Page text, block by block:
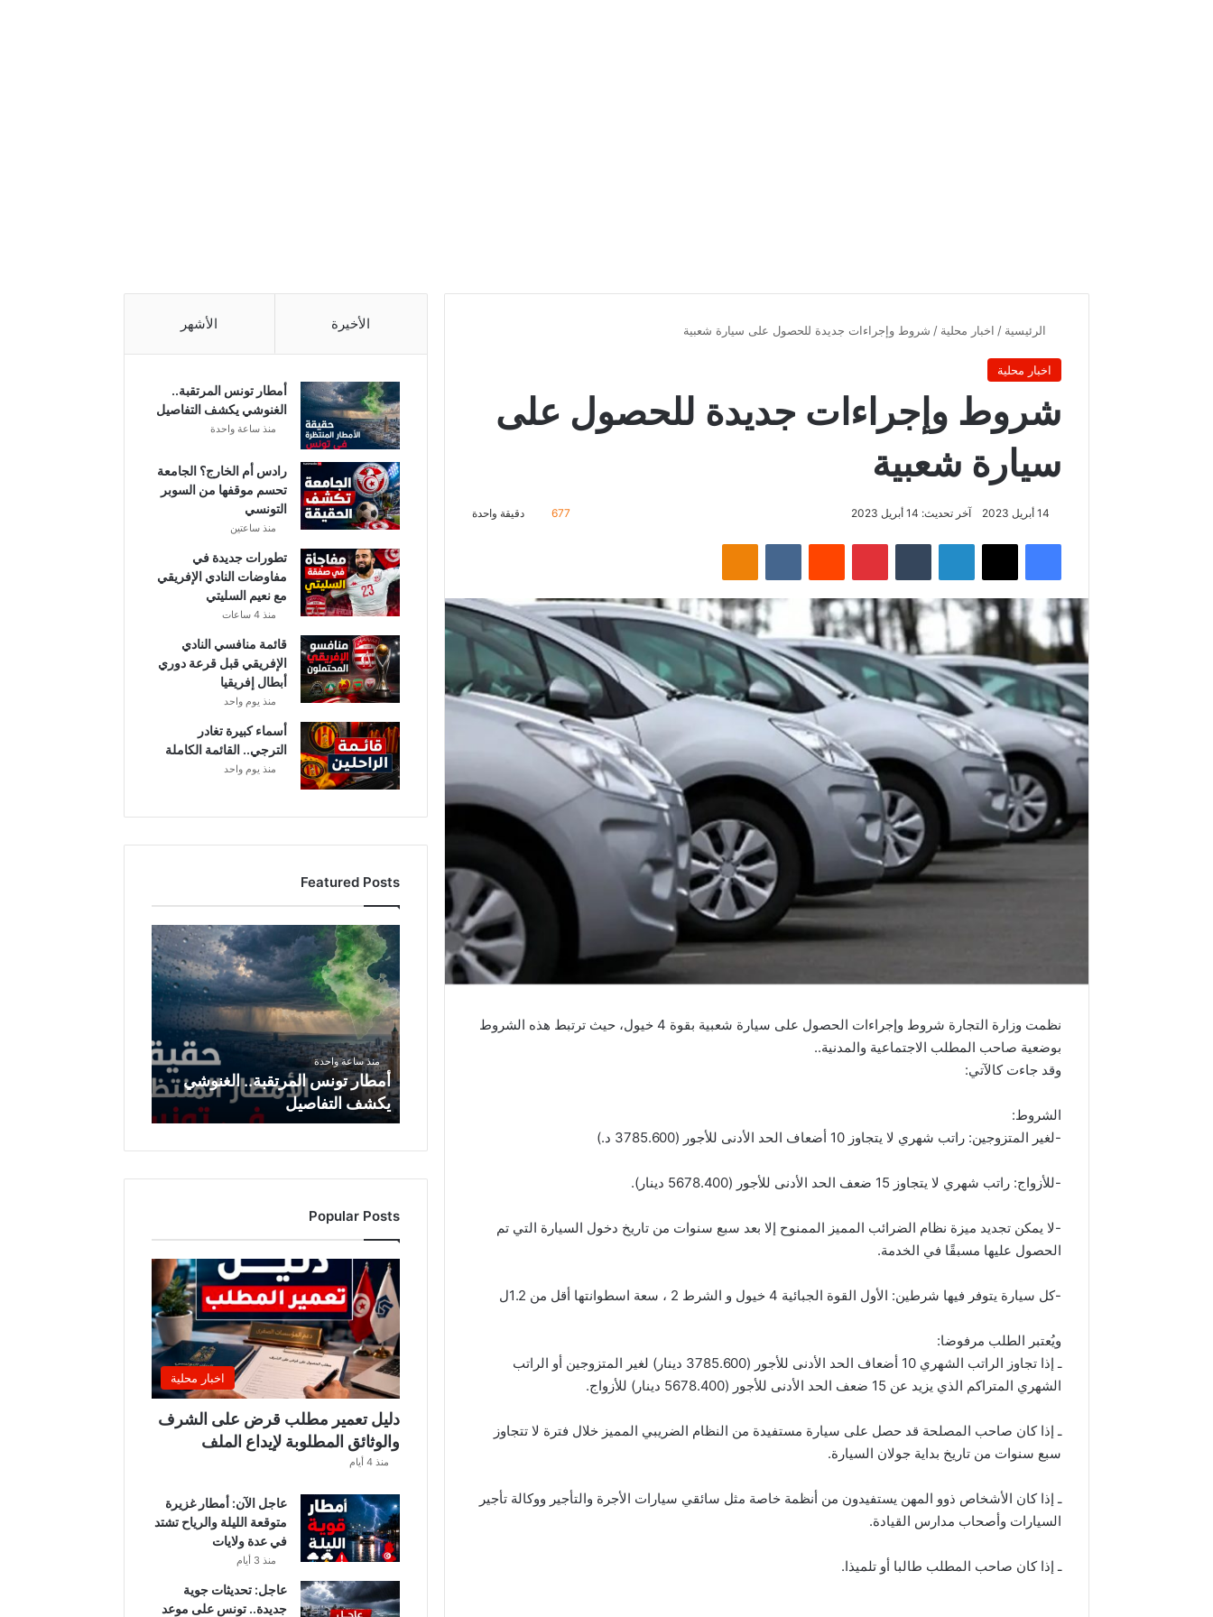
الرئيسية / اخبار محلية / شروط وإجراءات جديدة للحصول على سيارة شعبية
اخبار محلية
شروط وإجراءات جديدة للحصول على
سيارة شعبية
14 أبريل 2023 آخر تحديث: 14 أبريل 2023 677 دقيقة واحدة
فيسبوك ‫X لينكدإن بينتيريست Odnoklassniki
نظمت وزارة التجارة شروط وإجراءات الحصول على سيارة شعبية بقوة 4 خيول، حيث ترتبط هذه الشروط
بوضعية صاحب المطلب الاجتماعية والمدنية..
وقد جاءت كالآتي:
الشروط:
-لغير المتزوجين: راتب شهري لا يتجاوز 10 أضعاف الحد الأدنى للأجور (3785.600 د.)
-للأزواج: راتب شهري لا يتجاوز 15 ضعف الحد الأدنى للأجور (5678.400 دينار).
-لا يمكن تجديد ميزة نظام الضرائب المميز الممنوح إلا بعد سبع سنوات من تاريخ دخول السيارة التي تم
الحصول عليها مسبقًا في الخدمة.
-كل سيارة يتوفر فيها شرطين: الأول القوة الجبائية 4 خيول و الشرط 2 ، سعة اسطوانتها أقل من 1.2ل
ويُعتبر الطلب مرفوضا:
ـ إذا تجاوز الراتب الشهري 10 أضعاف الحد الأدنى للأجور (3785.600 دينار) لغير المتزوجين أو الراتب
الشهري المتراكم الذي يزيد عن 15 ضعف الحد الأدنى للأجور (5678.400 دينار) للأزواج.
ـ إذا كان صاحب المصلحة قد حصل على سيارة مستفيدة من النظام الضريبي المميز خلال فترة لا تتجاوز
سبع سنوات من تاريخ بداية جولان السيارة.
ـ إذا كان الأشخاص ذوو المهن يستفيدون من أنظمة خاصة مثل سائقي سيارات الأجرة والتأجير ووكالة تأجير
السيارات وأصحاب مدارس القيادة.
ـ إذا كان صاحب المطلب طالبا أو تلميذا.
الأخيرة الأشهر
أمطار تونس المرتقبة..
الغنوشي يكشف التفاصيل
منذ ساعة واحدة
رادس أم الخارج؟ الجامعة
تحسم موقفها من السوبر
التونسي
منذ ساعتين
تطورات جديدة في
مفاوضات النادي الإفريقي
مع نعيم السليتي
منذ 4 ساعات
قائمة منافسي النادي
الإفريقي قبل قرعة دوري
أبطال إفريقيا
منذ يوم واحد
أسماء كبيرة تغادر
الترجي.. القائمة الكاملة
منذ يوم واحد
Featured Posts
أمطار
تونس
المرتقبة..
الغنوشي
يكشف
التفاصيل
منذ ساعة واحدة
أمطار تونس المرتقبة.. الغنوشي
يكشف التفاصيل
Popular Posts
اخبار محلية
دليل تعمير مطلب قرض على الشرف
والوثائق المطلوبة لإيداع الملف
منذ 4 أيام
عاجل الآن: أمطار غزيرة
متوقعة الليلة والرياح تشتد
في عدة ولايات
منذ 3 أيام
عاجل: تحديثات جوية
جديدة.. تونس على موعد